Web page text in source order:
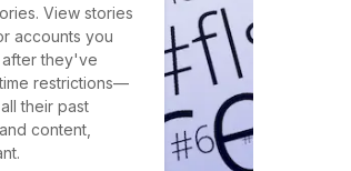
View stories
accounts you
they've
restrictions—
their past
content,